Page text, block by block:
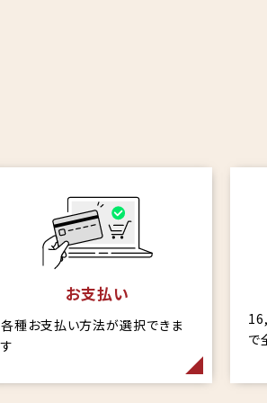
お支払い
各種お支払い方法が選択できま
す
で